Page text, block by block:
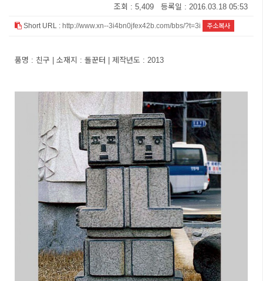
조회 : 5,409 등록일 : 2016.03.18 05:53
Short URL : http://www.xn--3i4bn0jfex42b.com/bbs/?t=3i 주소복사
품명 : 친구 | 소재지 : 돌꾼터 | 제작년도 : 2013